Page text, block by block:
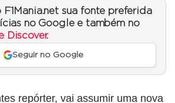
F1Mania.net sua fonte preferida
no Google e também no
Discover.
Seguir no Google
repórter, vai assumir uma nova